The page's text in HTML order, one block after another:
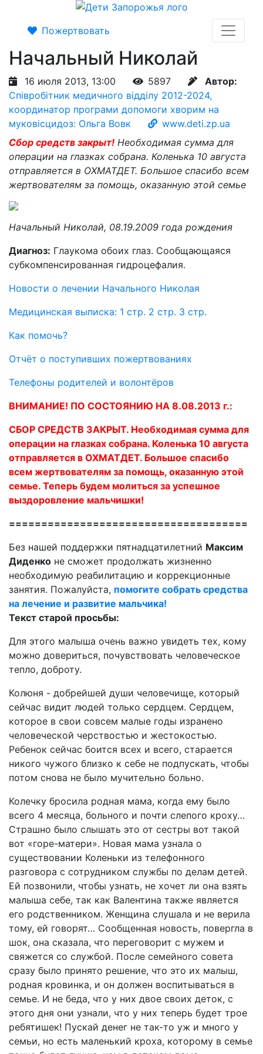
Пожертвовать
Начальный Николай
16 июля 2013, 13:00 5897
Автор:
Співробітник медичного відділу 2012-2024,
координатор програми допомоги хворим на
муковісцидоз: Ольга Вовк
www.deti.zp.ua
Сбор средств закрыт! Необходимая сумма для
операции на глазках собрана. Коленька 10 августа
отправляется в ОХМАТДЕТ. Большое спасибо всем
жертвователям за помощь, оказанную этой семье
Начальный Николай, 08.19.2009 года рождения
Диагноз: Глаукома обоих глаз. Сообщающаяся
субкомпенсированная гидроцефалия.
Новости о лечении Начального Николая
Медицинская выписка: 1 стр. 2 стр. 3 стр.
Как помочь?
Отчёт о поступивших пожертвованиях
Телефоны родителей и волонтёров
ВНИМАНИЕ! ПО СОСТОЯНИЮ НА 8.08.2013 г.:
СБОР СРЕДСТВ ЗАКРЫТ. Необходимая сумма для
операции на глазках собрана. Коленька 10 августа
отправляется в ОХМАТДЕТ. Большое спасибо
всем жертвователям за помощь, оказанную этой
семье. Теперь будем молиться за успешное
выздоровление мальчишки!
=====================================
Без нашей поддержки пятнадцатилетний Максим
Диденко не сможет продолжать жизненно
необходимую реабилитацию и коррекционные
занятия. Пожалуйста, помогите собрать средства
на лечение и развитие мальчика!
Текст старой просьбы:
Для этого малыша очень важно увидеть тех, кому
можно довериться, почувствовать человеческое
тепло, доброту.
Колюня - добрейшей души человечище, который
сейчас видит людей только сердцем. Сердцем,
которое в свои совсем малые годы изранено
человеческой черствостью и жестокостью.
Ребенок сейчас боится всех и всего, старается
никого чужого близко к себе не подпускать, чтобы
потом снова не было мучительно больно.
Колечку бросила родная мама, когда ему было
всего 4 месяца, больного и почти слепого кроху…
Страшно было слышать это от сестры вот такой
вот «горе-матери». Новая мама узнала о
существовании Коленьки из телефонного
разговора с сотрудником службы по делам детей.
Ей позвонили, чтобы узнать, не хочет ли она взять
малыша себе, так как Валентина также является
его родственником. Женщина слушала и не верила
тому, ей говорят… Сообщенная новость, повергла в
шок, она сказала, что переговорит с мужем и
свяжется со службой. После семейного совета
сразу было принято решение, что это их малыш,
родная кровинка, и он должен воспитываться в
семье. И не беда, что у них двое своих деток, с
этого дня они узнали, что у них теперь будет трое
ребятишек! Пускай денег не так-то уж и много у
семьи, но есть маленький кроха, которому в семье